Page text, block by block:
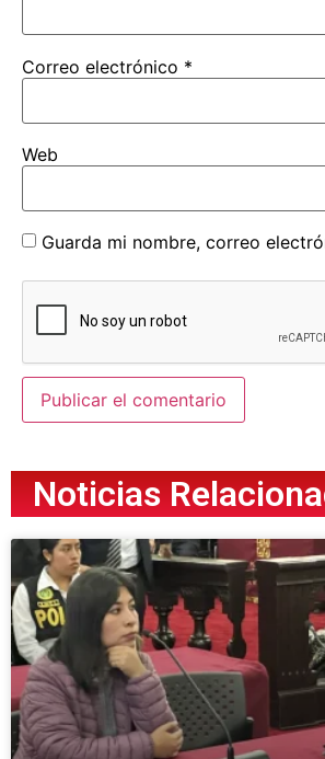
Correo electrónico *
Web
Guarda mi nombre, correo
Noticias